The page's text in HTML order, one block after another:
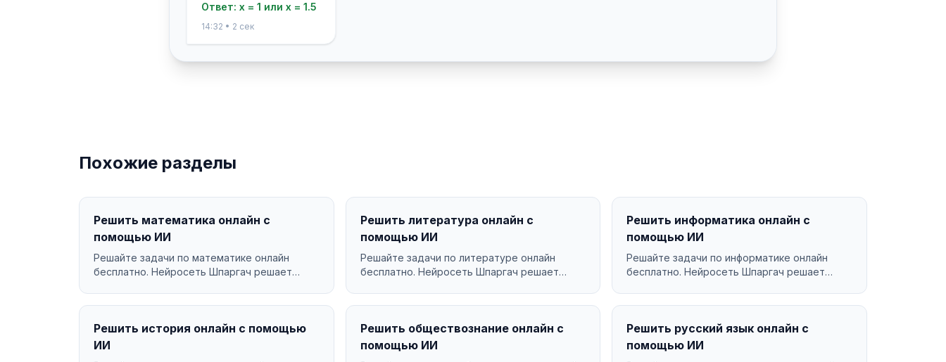
Ответ: x = 1 или x = 1.5
14:32 • 2 сек
Похожие разделы
Решить математика онлайн с
помощью ИИ
Решайте задачи по математике онлайн
бесплатно. Нейросеть Шпаргач решает
Решить литература онлайн с
помощью ИИ
Решайте задачи по литературе онлайн
бесплатно. Нейросеть Шпаргач решает
Решить информатика онлайн с
помощью ИИ
Решайте задачи по информатике онлайн
бесплатно. Нейросеть Шпаргач решает
Решить история онлайн с помощью
ИИ
Решить обществознание онлайн с
помощью ИИ
Решить русский язык онлайн с
помощью ИИ